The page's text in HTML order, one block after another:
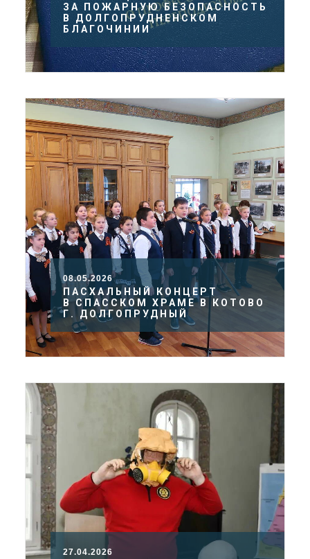
ЗА ПОЖАРНУЮ БЕЗОПАСНОСТЬ
В ДОЛГОПРУДНЕНСКОМ
БЛАГОЧИНИИ
08.05.2026
ПАСХАЛЬНЫЙ КОНЦЕРТ
В СПАССКОМ ХРАМЕ В КОТОВО
Г. ДОЛГОПРУДНЫЙ
27.04.2026